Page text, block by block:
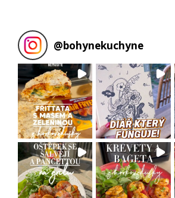
@bohynekuchyne